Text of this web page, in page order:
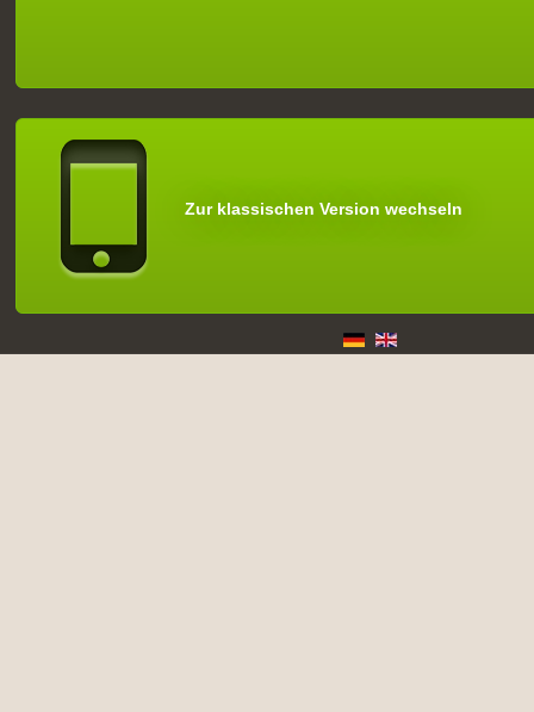
Zur klassischen Version wechseln